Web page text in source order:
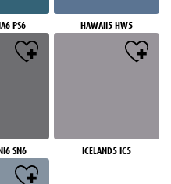
PS6 HAWAII5 HW5
SN6 ICELAND5 IC5